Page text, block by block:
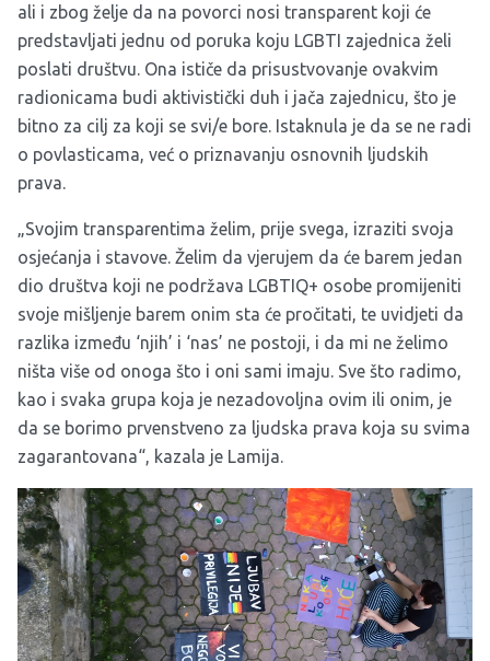
ali i zbog želje da na povorci nosi transparent koji će
predstavljati jednu od poruka koju LGBTI zajednica želi
poslati društvu. Ona ističe da prisustvovanje ovakvim
radionicama budi aktivistički duh i jača zajednicu, što je
bitno za cilj za koji se svi/e bore. Istaknula je da se ne radi
o povlasticama, već o priznavanju osnovnih ljudskih
prava.
„Svojim transparentima želim, prije svega, izraziti svoja
osjećanja i stavove. Želim da vjerujem da će barem jedan
dio društva koji ne podržava LGBTIQ+ osobe promijeniti
svoje mišljenje barem onim sta će pročitati, te uvidjeti da
razlika između ‘njih’ i ‘nas’ ne postoji, i da mi ne želimo
ništa više od onoga što i oni sami imaju. Sve što radimo,
kao i svaka grupa koja je nezadovoljna ovim ili onim, je
da se borimo prvenstveno za ljudska prava koja su svima
zagarantovana“, kazala je Lamija.